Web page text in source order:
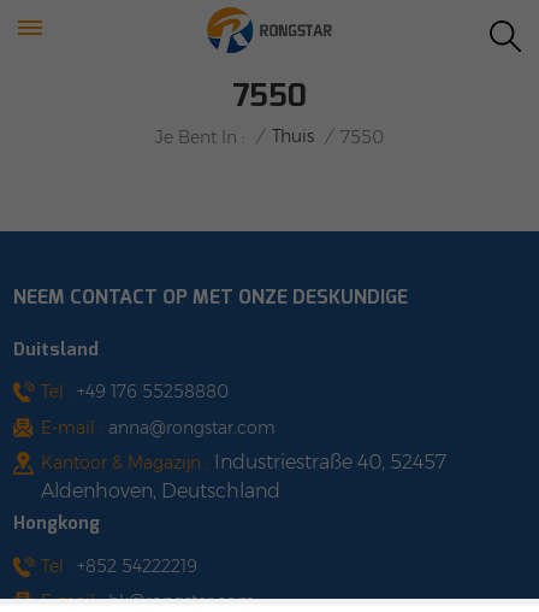
7550
Je Bent In : / Thuis / 7550
NEEM CONTACT OP MET ONZE DESKUNDIGE
Duitsland
Tel : +49 176 55258880
E-mail : anna@rongstar.com
Kantoor & Magazijn : Industriestraße 40, 52457
Aldenhoven, Deutschland
Hongkong
Tel : +852 54222219
E-mail :hk@rongstar.com